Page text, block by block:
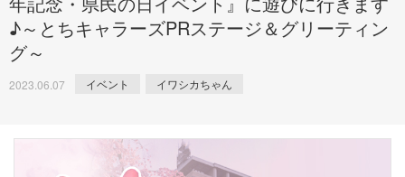
ごあいさつ
> イベント
> コラボ
> 飲食店コラボ
ト「NEW GINGER SUMMER
> らっきょう
> オリーブ
> 梅
> オリーブレシピ
> その他のレシピ
豚バラ肉のくるくる巻き～細巻
畑での取り組み
岩下の新生姜ミュージアム
♪～とちキャラーズPRステージ＆グリーティン
グ～
2023.06.07 イベント イワシカちゃん